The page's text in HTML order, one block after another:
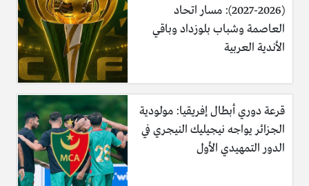
(2026-2027): مسار اتحاد
العاصمة وشباب بلوزداد وباقي
الأندية العربية
قرعة دوري أبطال إفريقيا: مولودية
الجزائر يواجه نيجيليك النيجري في
الدور التمهيدي الأول